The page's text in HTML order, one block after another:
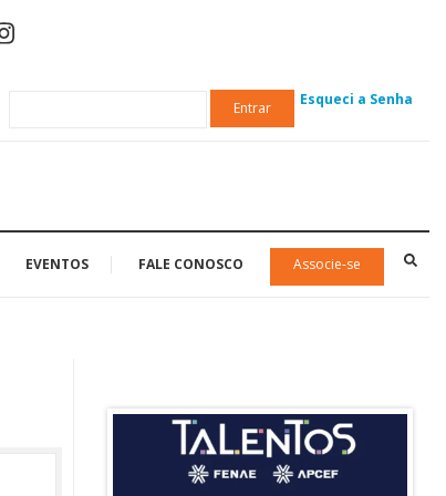
Entrar Esqueci a Senha
EVENTOS FALE CONOSCO Associe-se